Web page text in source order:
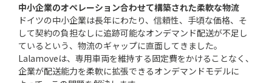
中小企業のオペレーション合わせて構築された柔軟な物流
ドイツの中小企業は長年にわたり、信頼性、手頃な価格、そ
して契約の負担なしに追跡可能なオンデマンド配送が不足し
ているという、物流のギャップに直面してきました。
Lalamoveは、専用車両を維持する固定費をかけることなく、
企業が配送能力を柔軟に拡張できるオンデマンドモデルに